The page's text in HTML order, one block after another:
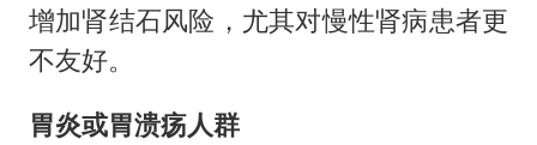
增加肾结石风险，尤其对慢性肾病患者更
不友好。
胃炎或胃溃疡人群